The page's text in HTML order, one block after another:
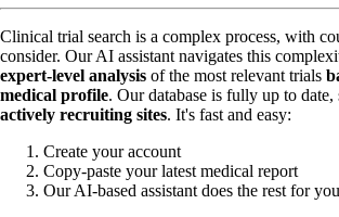
Clinical trial search is a complex process, with
consider. Our AI assistant navigates this
expert-level analysis of the most relevant trials
medical profile. Our database is fully up to date,
actively recruiting sites. It's fast and easy:
Create your account
Copy-paste your latest medical report
Our AI-based assistant does the rest for you